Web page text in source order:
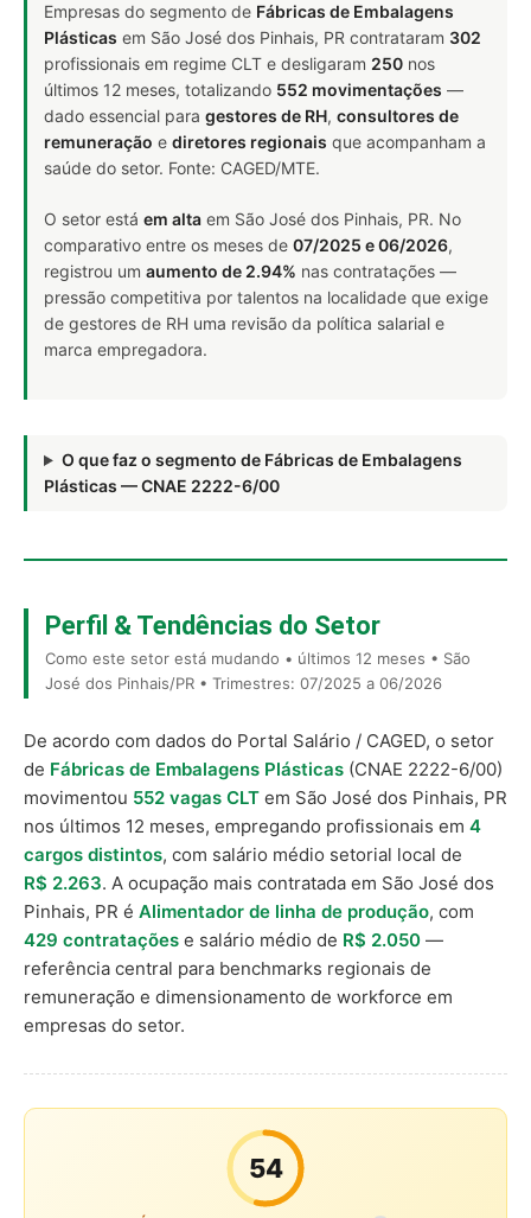
Empresas do segmento de Fábricas de Embalagens
Plásticas em São José dos Pinhais, PR contrataram 302
profissionais em regime CLT e desligaram 250 nos
últimos 12 meses, totalizando 552 movimentações —
dado essencial para gestores de RH, consultores de
remuneração e diretores regionais que acompanham a
saúde do setor. Fonte: CAGED/MTE.
O setor está em alta em São José dos Pinhais, PR. No
comparativo entre os meses de 07/2025 e 06/2026,
registrou um aumento de 2.94% nas contratações —
pressão competitiva por talentos na localidade que exige
de gestores de RH uma revisão da política salarial e
marca empregadora.
O que faz o segmento de Fábricas de Embalagens
Plásticas — CNAE 2222-6/00
Perfil & Tendências do Setor
Como este setor está mudando • últimos 12 meses • São
José dos Pinhais/PR • Trimestres: 07/2025 a 06/2026
De acordo com dados do Portal Salário / CAGED, o setor
de Fábricas de Embalagens Plásticas (CNAE 2222-6/00)
movimentou 552 vagas CLT em São José dos Pinhais, PR
nos últimos 12 meses, empregando profissionais em 4
cargos distintos, com salário médio setorial local de
R$ 2.263. A ocupação mais contratada em São José dos
Pinhais, PR é Alimentador de linha de produção, com
429 contratações e salário médio de R$ 2.050 —
referência central para benchmarks regionais de
remuneração e dimensionamento de workforce em
empresas do setor.
54